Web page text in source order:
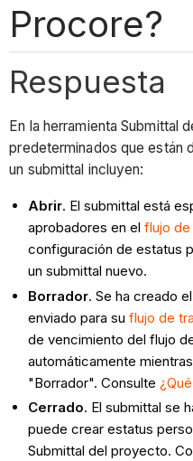
Procore?
Respuesta
En la herramienta Submittal
predeterminados que están
un submittal incluyen:
Abrir. El submittal está
aprobadores en elflujo
configuración de estatus
un submittal nuevo.
Borrador. Se ha creado
enviado para suflujo de
de vencimiento del flujo
automáticamente
"Borrador". Consulte
Cerrado. El submittal se
puede crear estatus
Submittal del proyecto.